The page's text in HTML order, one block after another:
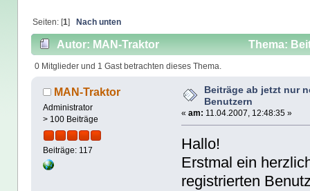
Seiten: [1] Nach unten
Autor: MAN-Traktor
Thema:
26032 mal)
0 Mitglieder und 1 Gast betrachten dieses Thema.
MAN-Traktor
Administrator
> 100 Beiträge
Beiträge: 117
Beiträge ab jetzt nur
Benutzern
«am: 11.04.2007, 12:48:35 »
Hallo!
Erstmal ein
registrierten